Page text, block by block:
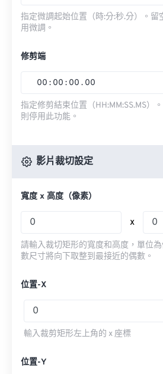
指定微調起始位置（時:分:秒.分）。
用微調。
修剪端
00 : 00 : 00 . 00
指定修剪結束位置（HH:MM:SS.MS）
則停用此功能。
影片裁切設定
寬度 x 高度（像素）
x
請輸入裁切矩形的寬度和高度，單位
數尺寸將向下取整到最接近的偶數。
位置-X
輸入裁剪矩形左上角的 x 座標
位置-Y